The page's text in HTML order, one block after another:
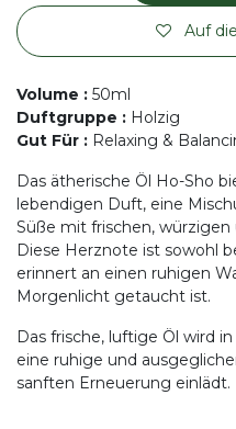
Auf
Volume : 50ml
Duftgruppe : Holzig
Gut Für : Relaxing &
Das ätherische Öl Ho-Sho
lebendigen Duft, eine
Süße mit frischen,
Diese Herznote ist sowohl
erinnert an einen ruhigen
Morgenlicht getaucht ist.
Das frische, luftige Öl wird
eine ruhige und
sanften Erneuerung einlädt.